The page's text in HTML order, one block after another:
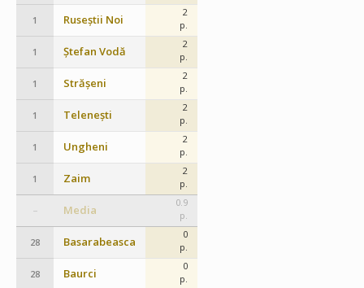
1 Ruseștii Noi
2
p.
1 Ștefan Vodă
2
p.
1 Strășeni
2
p.
1 Telenești
2
p.
1 Ungheni
2
p.
1 Zaim
2
p.
– Media
0.9
p.
28 Basarabeasca
0
p.
28 Baurci
0
p.